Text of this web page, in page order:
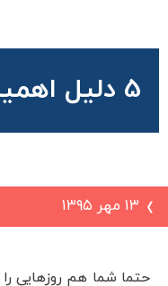
5 دلیل اهمیت بازاریابی دیجیتال
۱۳ مهر ۱۳۹۵
حتما شما هم روزهایی را